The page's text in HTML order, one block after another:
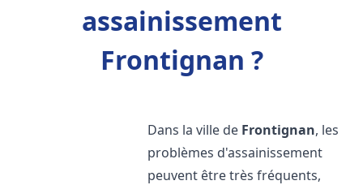
assainissement
Frontignan ?
Dans la ville de Frontignan, les
problèmes d'assainissement
peuvent être très fréquents,